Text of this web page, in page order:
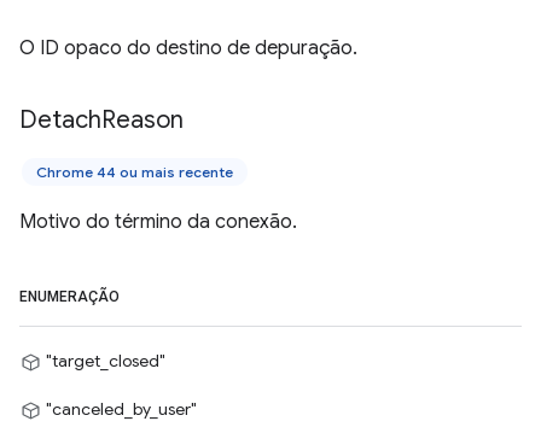
O ID opaco do destino de depuração.
DetachReason
Chrome 44 ou mais recente
Motivo do término da conexão.
ENUMERAÇÃO
"target_closed"
"canceled_by_user"